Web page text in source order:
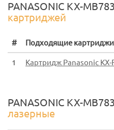
PANASONIC KX-MB783
картриджей
# Подходящие картриджи
1 Картридж Panasonic KX-
PANASONIC KX-MB783
лазерные